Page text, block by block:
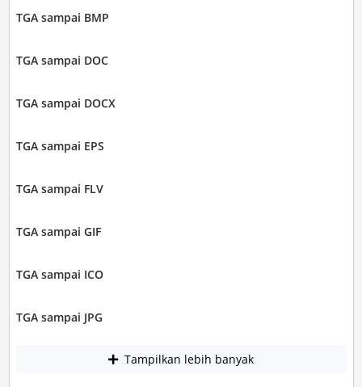
TGA sampai BMP
TGA sampai DOC
TGA sampai DOCX
TGA sampai EPS
TGA sampai FLV
TGA sampai GIF
TGA sampai ICO
TGA sampai JPG
Tampilkan lebih banyak